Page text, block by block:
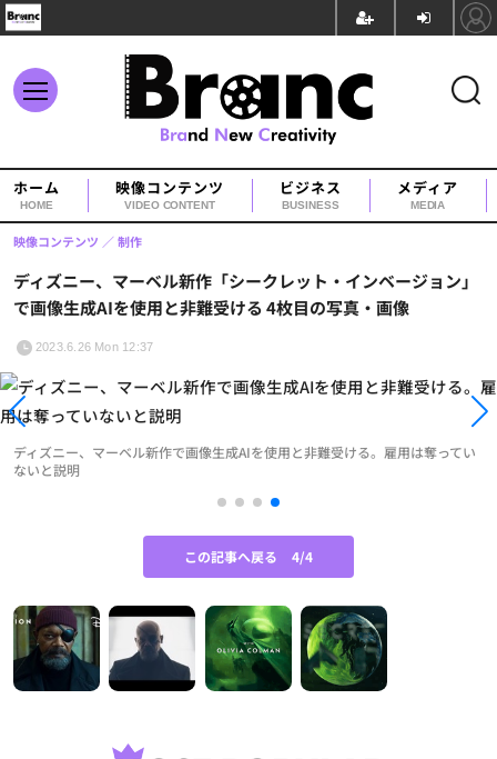
ホーム
HOME
映像コンテンツ
VIDEO CONTENT
ビジネス
BUSINESS
メディア
MEDIA
ディズニー、マーベル新作「シークレット・インベージョン」
で画像生成AIを使用と非難受ける 4枚目の写真・画像
映像コンテンツ 制作
2023.6.26 Mon 12:37
ディズニー、マーベル新作で画像生成AIを使用と非難受ける。雇用は奪ってい
ないと説明
この記事へ戻る 4/4